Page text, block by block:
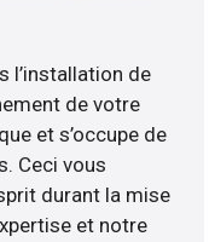
l’installation de
de votre
et s’occupe de
Ceci vous
durant la mise
et notre